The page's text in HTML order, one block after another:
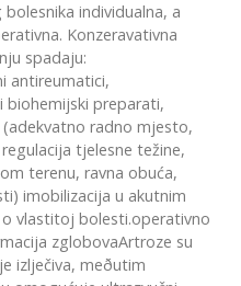
individualna, a
Konzeravativna
spadaju:
antireumatici,
preparati,
radno mjesto,
tjelesne težine,
terenu, ravna obuća,
imobilizacija u akutnim
vlastitoj bolesti.operativno
zglobovaArtroze su
izlječiva, meðutim